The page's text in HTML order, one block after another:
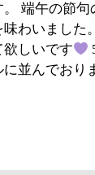
端午の節句
味わいました
しいです
に並んでおり